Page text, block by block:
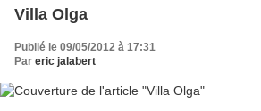
Villa Olga
Publié le 09/05/2012 à 17:31
Par eric jalabert